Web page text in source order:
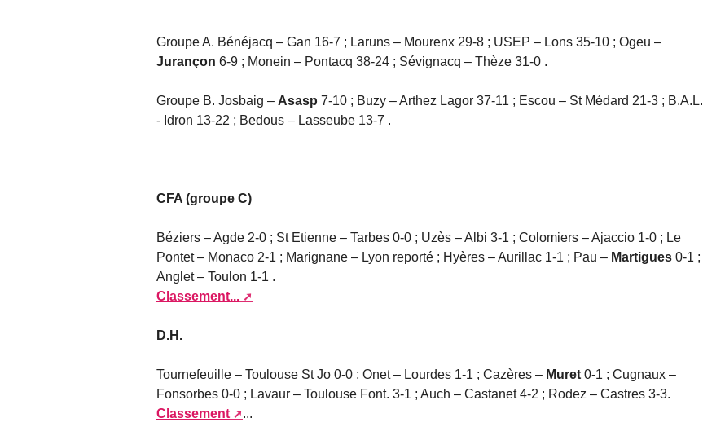
Groupe A. Bénéjacq – Gan 16-7 ; Laruns – Mourenx 29-8 ; USEP – Lons 35-10 ; Ogeu –
Jurançon 6-9 ; Monein – Pontacq 38-24 ; Sévignacq – Thèze 31-0 .
Groupe B. Josbaig – Asasp 7-10 ; Buzy – Arthez Lagor 37-11 ; Escou – St Médard 21-3 ; B.A.L.
- Idron 13-22 ; Bedous – Lasseube 13-7 .
CFA (groupe C)
Béziers – Agde 2-0 ; St Etienne – Tarbes 0-0 ; Uzès – Albi 3-1 ; Colomiers – Ajaccio 1-0 ; Le
Pontet – Monaco 2-1 ; Marignane – Lyon reporté ; Hyères – Aurillac 1-1 ; Pau – Martigues 0-1 ;
Anglet – Toulon 1-1 .
Classement...
D.H.
Tournefeuille – Toulouse St Jo 0-0 ; Onet – Lourdes 1-1 ; Cazères – Muret 0-1 ; Cugnaux –
Fonsorbes 0-0 ; Lavaur – Toulouse Font. 3-1 ; Auch – Castanet 4-2 ; Rodez – Castres 3-3.
Classement
...